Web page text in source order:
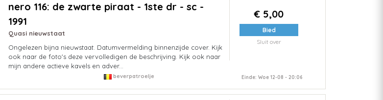
nero 116: de zwarte piraat - 1ste dr - sc -
1991
Quasi nieuwstaat
Ongelezen bijna nieuwstaat. Datumvermelding binnenzijde cover. Kijk
ook naar de foto's deze vervolledigen de beschrijving. Kijk ook naar
mijn andere actieve kavels en adver...
€ 5,00
Bied
Sluit over
beverpatroelje Einde: Woe 12-08 - 20:06